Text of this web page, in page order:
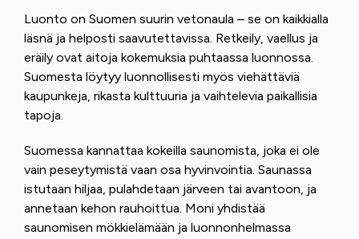
Luonto on Suomen suurin vetonaula – se on kaikkialla
läsnä ja helposti saavutettavissa. Retkeily, vaellus ja
eräily ovat aitoja kokemuksia puhtaassa luonnossa.
Suomesta löytyy luonnollisesti myös viehättäviä
kaupunkeja, rikasta kulttuuria ja vaihtelevia paikallisia
tapoja.
Suomessa kannattaa kokeilla saunomista, joka ei ole
vain peseytymistä vaan osa hyvinvointia. Saunassa
istutaan hiljaa, pulahdetaan järveen tai avantoon, ja
annetaan kehon rauhoittua. Moni yhdistää
saunomisen mökkielämään ja luonnonhelmassa